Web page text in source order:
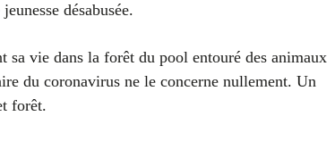
désabusée.
vie dans la forêt du pool entouré des animaux
du coronavirus ne le concerne nullement. Un
forêt.